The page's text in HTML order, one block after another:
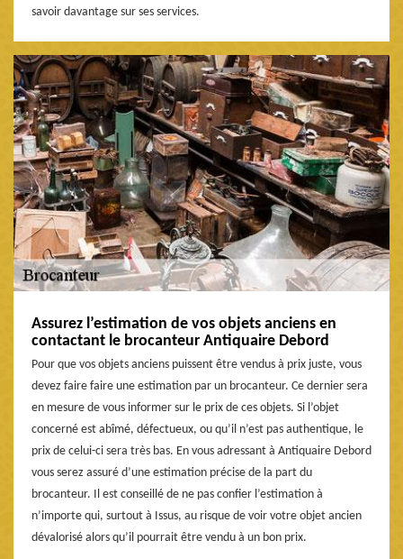
savoir davantage sur ses services.
Assurez l’estimation de vos objets anciens en
contactant le brocanteur Antiquaire Debord
Pour que vos objets anciens puissent être vendus à prix juste, vous
devez faire faire une estimation par un brocanteur. Ce dernier sera
en mesure de vous informer sur le prix de ces objets. Si l’objet
concerné est abîmé, défectueux, ou qu’il n’est pas authentique, le
prix de celui-ci sera très bas. En vous adressant à Antiquaire Debord
vous serez assuré d’une estimation précise de la part du
brocanteur. Il est conseillé de ne pas confier l’estimation à
n’importe qui, surtout à Issus, au risque de voir votre objet ancien
dévalorisé alors qu’il pourrait être vendu à un bon prix.